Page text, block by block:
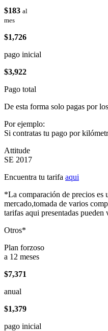
$183 al
mes
$1,726
pago inicial
$3,922
Pago total
De esta forma solo pagas por
Por ejemplo:
Si contratas tu pago por
Attitude
SE 2017
Encuentra tu tarifa aqui
*La comparación de precios es
mercado,tomada de varios
tarifas aqui presentadas pueden
Otros*
Plan forzoso
a 12 meses
$7,371
anual
$1,379
pago inicial